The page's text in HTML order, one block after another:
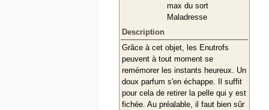
max du sort
Maladresse
Description
Grâce à cet objet, les Enutrofs
peuvent à tout moment se
remémorer les instants heureux. Un
doux parfum s'en échappe. Il suffit
pour cela de retirer la pelle qui y est
fichée. Au préalable, il faut bien sûr